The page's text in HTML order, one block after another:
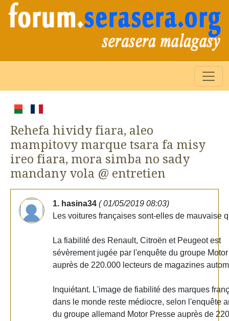
Rehefa hividy fiara, aleo
mampitovy marque tsara fa misy
ireo fiara, mora simba no sady
mandany vola @ entretien
1. hasina34 ( 01/05/2019 08:03)
Les voitures françaises sont-elles de mauvaise
La fiabilité des Renault, Citroën et Peugeot est
sévèrement jugée par l'enquête du groupe
auprès de 220.000 lecteurs de magazines
Inquiétant. L'image de fiabilité des marques
dans le monde reste médiocre, selon l'enquête
du groupe allemand Motor Presse auprès de